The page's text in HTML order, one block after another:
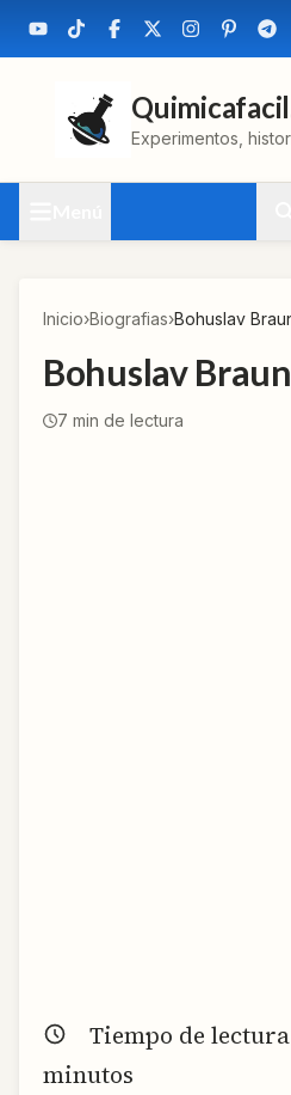
Experimentos,
Inicio›Biografias›Bohuslav
Bohuslav
7 min de lectura
Tiempo de
minutos